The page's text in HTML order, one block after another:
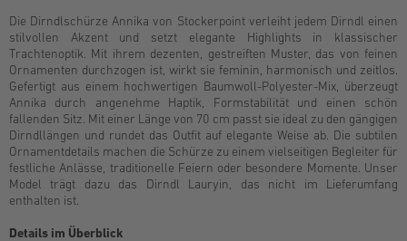
Die Dirndlschürze Annika von Stockerpoint verleiht jedem Dirndl einen
stilvollen Akzent und setzt elegante Highlights in klassischer
Trachtenoptik. Mit ihrem dezenten, gestreiften Muster, das von feinen
Ornamenten durchzogen ist, wirkt sie feminin, harmonisch und zeitlos.
Gefertigt aus einem hochwertigen Baumwoll-Polyester-Mix, überzeugt
Annika durch angenehme Haptik, Formstabilität und einen schön
fallenden Sitz. Mit einer Länge von 70 cm passt sie ideal zu den gängigen
Dirndllängen und rundet das Outfit auf elegante Weise ab. Die subtilen
Ornamentdetails machen die Schürze zu einem vielseitigen Begleiter für
festliche Anlässe, traditionelle Feiern oder besondere Momente. Unser
Model trägt dazu das Dirndl Lauryin, das nicht im Lieferumfang
enthalten ist.
Details im Überblick